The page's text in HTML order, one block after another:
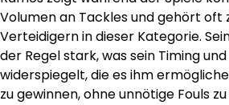
Volumen an Tackles und gehört oft
Verteidigern in dieser Kategorie.
der Regel stark, was sein Timing
widerspiegelt, die es ihm
zu gewinnen, ohne unnötige Fouls